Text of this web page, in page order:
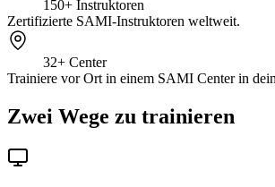
150+ Instruktoren
Zertifizierte SAMI-Instruktoren weltweit.
32+ Center
Trainiere vor Ort in einem SAMI Center in
Zwei Wege zu trainieren